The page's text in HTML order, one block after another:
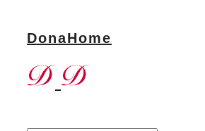
DonaHome